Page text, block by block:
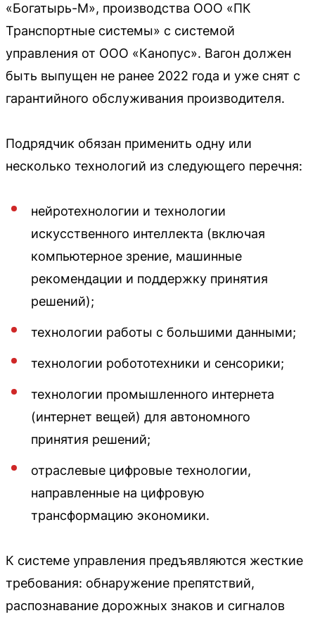
«Богатырь-М», производства ООО «ПК
Транспортные системы» с системой
управления от ООО «Канопус». Вагон должен
быть выпущен не ранее 2022 года и уже снят с
гарантийного обслуживания производителя.
Подрядчик обязан применить одну или
несколько технологий из следующего перечня:
нейротехнологии и технологии
искусственного интеллекта (включая
компьютерное зрение, машинные
рекомендации и поддержку принятия
решений);
технологии работы с большими данными;
технологии робототехники и сенсорики;
технологии промышленного интернета
(интернет вещей) для автономного
принятия решений;
отраслевые цифровые технологии,
направленные на цифровую
трансформацию экономики.
К системе управления предъявляются жесткие
требования: обнаружение препятствий,
распознавание дорожных знаков и сигналов